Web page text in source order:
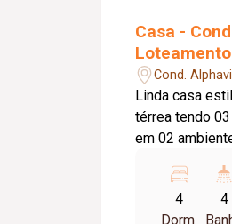
Casa -
Cond.
Linda casa
térrea tendo
em 02
planejada,
gramado,
4
Dorm.
4